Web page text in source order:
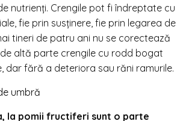
nutrienți. Crengile pot fi îndreptate cu
fie prin susținere, fie prin legarea de
tineri de patru ani nu se corectează
altă parte crengile cu rodd bogat
dar fără a deteriora sau răni ramurile.
umbră
la pomii fructiferi sunt o parte